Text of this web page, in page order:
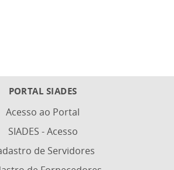
PORTAL SIADES
Acesso ao Portal
SIADES - Acesso
de Servidores